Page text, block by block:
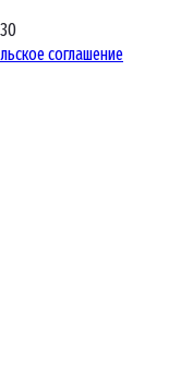
соглашение